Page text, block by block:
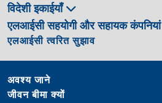
विदेशी इकाईयाँ
एलआईसी सहयोगी और सहायक कंपनियां
एलआईसी त्वरित सुझाव
अवश्य जाने
जीवन बीमा क्यों